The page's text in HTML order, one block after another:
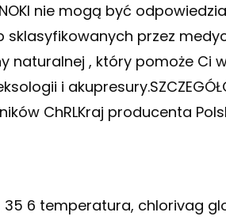
nie mogą być
przez
naturalnej , który pomoże Ci
i
ChRLKraj producenta
35 6 temperatura, chlorivag